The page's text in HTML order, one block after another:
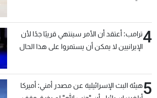
4ترامب: أعتقد أن الأمر سينتهي قريبًا جدًا لأن
الإيرانيين لا يمكن أن يستمروا على هذا الحال
5هيئة البث الإسرائيلية عن مصدر أمني: أميركا